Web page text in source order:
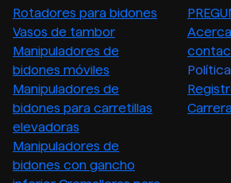
Rotadores para bidones
Vasos de tambor
Manipuladores de
bidones móviles
Manipuladores de
bidones para carretillas
elevadoras
Manipuladores de
bidones con gancho